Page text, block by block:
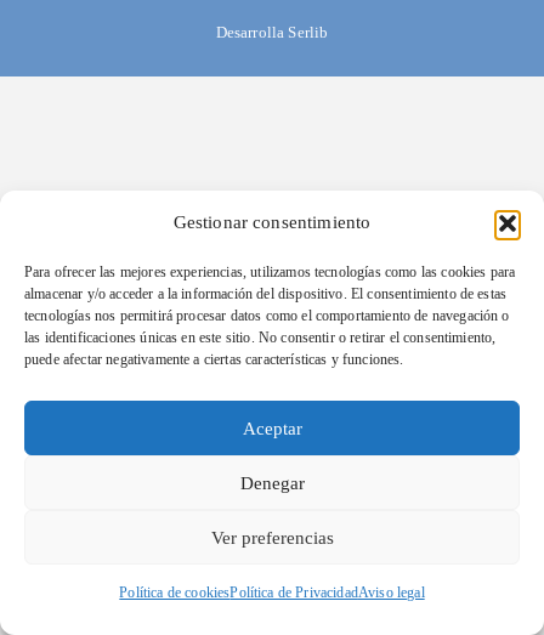
Gestionar consentimiento
Para ofrecer las mejores experiencias, utilizamos tecnologías como las cookies para
almacenar y/o acceder a la información del dispositivo. El consentimiento de estas
tecnologías nos permitirá procesar datos como el comportamiento de navegación o
las identificaciones únicas en este sitio. No consentir o retirar el consentimiento,
puede afectar negativamente a ciertas características y funciones.
Aceptar
Denegar
Ver preferencias
Política de cookiesPolítica de PrivacidadAviso legal
Desarrolla Serlib